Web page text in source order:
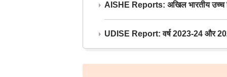
AISHE Reports: अखिल भारतीय उच्च
UDISE Report: वर्ष 2023-24 और